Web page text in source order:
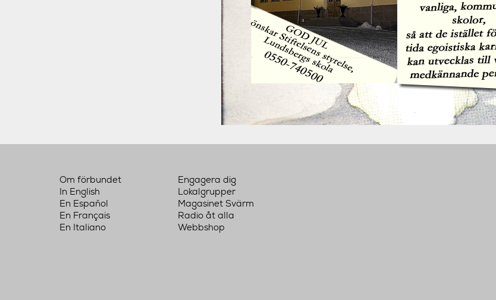
Om förbundet
In English
En Español
En Français
En Italiano
Engagera dig
Lokalgrupper
Magasinet Svärm
Radio åt alla
Webbshop